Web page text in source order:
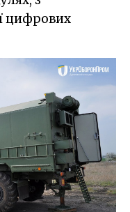
цифрових